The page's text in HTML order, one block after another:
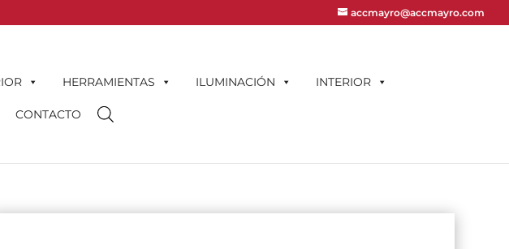
accmayro@accmayro.com
HERRAMIENTAS ILUMINACIÓN INTERIOR
CONTACTO